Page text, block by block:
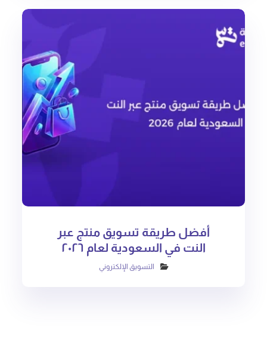
أفضل طريقة تسويق منتج عبر
النت في السعودية لعام ٢٠٢٦
التسويق الإلكتروني